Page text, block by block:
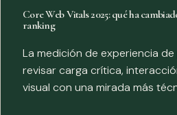
Core Web Vitals 2025: qué ha
ranking
La medición de experiencia de
revisar carga crítica,
visual con una mirada más